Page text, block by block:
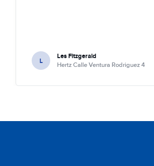
L Les Fitzgerald
Hertz Calle Ventura Rodriguez 4